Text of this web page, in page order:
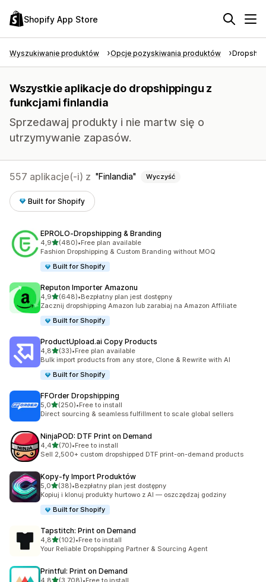
Shopify App Store
Wyszukiwanie produktów Opcje pozyskiwania produktów
Wszystkie aplikacje do dropshippingu z
funkcjami finlandia
Sprzedawaj produkty i nie martw się o
utrzymywanie zapasów.
557 aplikacje(-i) z Finlandia Wyczyść
Built for Shopify
EPROLO‑Dropshipping & Branding
4,9na 5 gwiazdek
(480)
Łączna liczba recenzji: 480
•Free plan available
Fashion Dropshipping & Custom Branding without MOQ
Built for Shopify
Reputon Importer Amazonu
4,9na 5 gwiazdek
(648)
Łączna liczba recenzji: 648
•Bezpłatny plan jest dostępny
Zacznij dropshipping Amazon lub zarabiaj na Amazon Affiliate
Built for Shopify
ProductUpload.ai Copy Products
4,8na 5 gwiazdek
(33)
Łączna liczba recenzji: 33
•Free plan available
Bulk import products from any store, Clone & Rewrite with AI
Built for Shopify
FFOrder Dropshipping
5,0na 5 gwiazdek
(250)
Łączna liczba recenzji: 250
•Free to install
Direct sourcing & seamless fulfillment to scale global sellers
NinjaPOD: DTF Print on Demand
4,4na 5 gwiazdek
(70)
Łączna liczba recenzji: 70
•Free to install
Sell 2,500+ custom dropshipped DTF print-on-demand products
Kopy‑fy Import Produktów
5,0na 5 gwiazdek
(38)
Łączna liczba recenzji: 38
•Bezpłatny plan jest dostępny
Kopiuj i klonuj produkty hurtowo z AI — oszczędzaj godziny
Built for Shopify
Tapstitch: Print on Demand
4,8na 5 gwiazdek
(102)
Łączna liczba recenzji: 102
•Free to install
Your Reliable Dropshipping Partner & Sourcing Agent
Printful: Print on Demand
4,8na 5 gwiazdek
(3 708)•Free to install